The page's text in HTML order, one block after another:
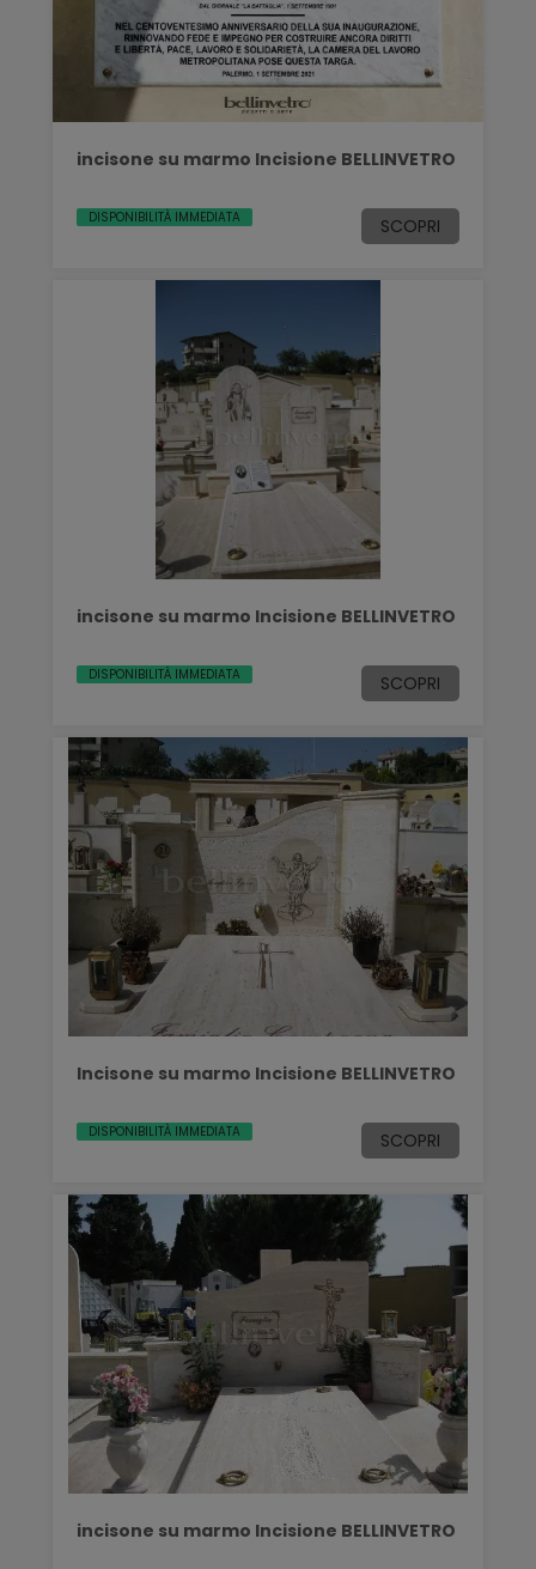
incisone su marmo Incisione BELLINVETRO
DISPONIBILITÀ IMMEDIATA SCOPRI
incisone su marmo Incisione BELLINVETRO
DISPONIBILITÀ IMMEDIATA SCOPRI
Incisone su marmo Incisione BELLINVETRO
DISPONIBILITÀ IMMEDIATA SCOPRI
incisone su marmo Incisione BELLINVETRO